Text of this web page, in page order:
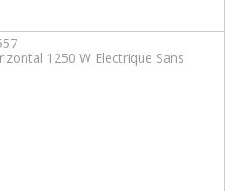
1250 W Electrique Sans